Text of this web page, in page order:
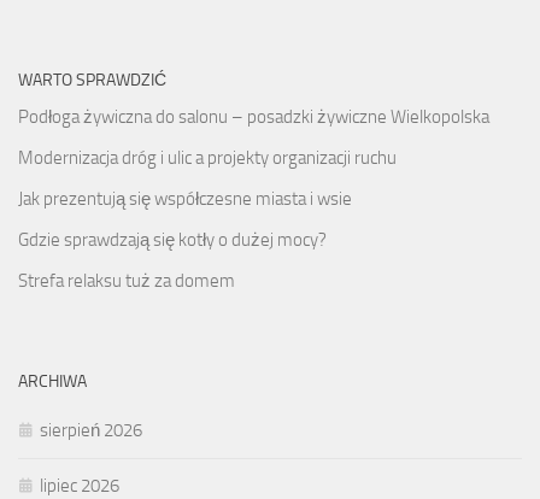
WARTO SPRAWDZIĆ
Podłoga żywiczna do salonu – posadzki żywiczne Wielkopolska
Modernizacja dróg i ulic a projekty organizacji ruchu
Jak prezentują się współczesne miasta i wsie
Gdzie sprawdzają się kotły o dużej mocy?
Strefa relaksu tuż za domem
ARCHIWA
sierpień 2026
lipiec 2026